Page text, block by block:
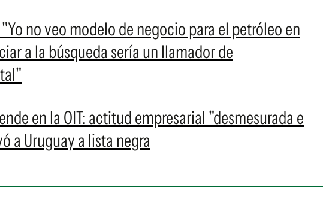
no veo modelo de negocio para el petróleo en
a la búsqueda sería un llamador de
en la OIT: actitud empresarial "desmesurada e
a Uruguay a lista negra